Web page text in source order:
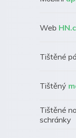
Web
Tištěné
Tištěný
Tištěné
schránky